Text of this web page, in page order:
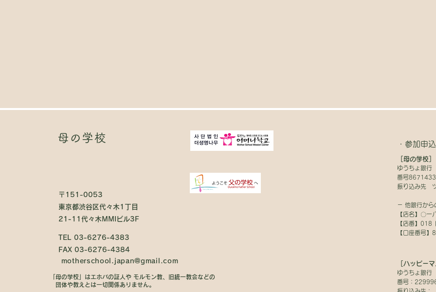
母の学校
〒151-0053
東京都渋谷区代々木1丁目
21-11代々木MMIビル3F
TEL 03-6276-4383
FAX 03-6276-4384
motherschool.japan@gmail.com
「母の学校」はエホバの証人や モルモン教、旧統一教会などの
団体や教えとは一切関係ありません。
・参加申
［母の学校］
ゆうちょ銀
番号
振り込み先
－ 他銀行から
【店名】〇一
【店番】018
【口座番号
［ハッピーマ
ゆうちょ銀
番号：